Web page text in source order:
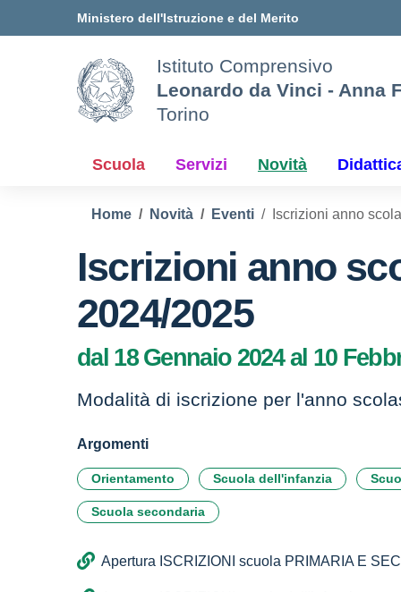
Ministero dell'Istruzione e del Merito
Istituto Comprensivo
Leonardo da Vinci - Anna
Torino
Scuola Servizi Novità
Home Novità Eventi Iscrizioni anno
Iscrizioni anno
2024/2025
dal 18 Gennaio 2024 al 10
Modalità di iscrizione per l'anno
Argomenti
Orientamento Scuola dell'infanzia
Scuola secondaria
Apertura ISCRIZIONI scuola PRIMARIA E